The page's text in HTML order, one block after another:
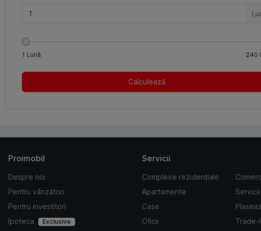
1 Lună 240
Calculează
Proimobil
Despre noi
Pentru vânzători
Pentru investitori
Ipoteca
Exclusive
Servicii
Complexe rezidențiale
Apartamente
Case
Oficii
Servicii
Trade-